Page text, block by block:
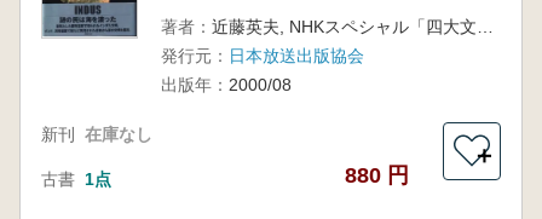
著者：
発行元： 日本放送出版協会
出版年： 2000/08
新刊 在庫なし
古書 1点 880 円
＋